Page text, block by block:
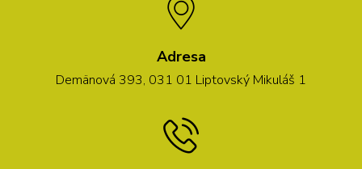
Adresa
Demänová 393, 031 01 Liptovský Mikuláš 1